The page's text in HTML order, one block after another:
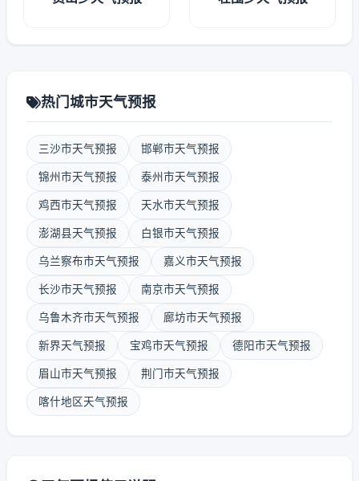
热门城市天气预报
三沙市天气预报 邯郸市天气预报
锦州市天气预报 泰州市天气预报
鸡西市天气预报 天水市天气预报
澎湖县天气预报 白银市天气预报
乌兰察布市天气预报 嘉义市天气预报
长沙市天气预报 南京市天气预报
乌鲁木齐市天气预报 廊坊市天气预报
新界天气预报 宝鸡市天气预报 德阳市天气预报
眉山市天气预报 荆门市天气预报
喀什地区天气预报